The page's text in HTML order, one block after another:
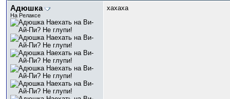
Адюшка
На Релаксе
хахаха